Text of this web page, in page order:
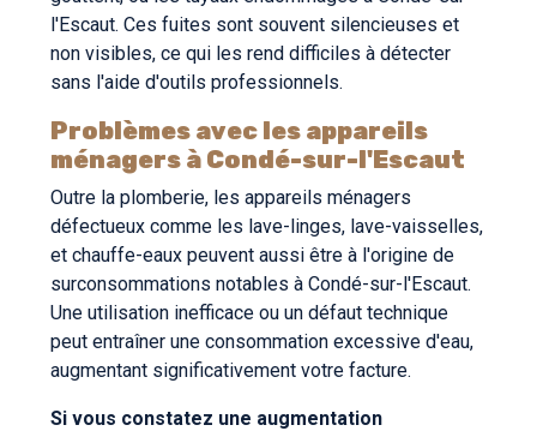
l'Escaut. Ces fuites sont souvent silencieuses et
non visibles, ce qui les rend difficiles à détecter
sans l'aide d'outils professionnels.
Problèmes avec les appareils
ménagers à Condé-sur-l'Escaut
Outre la plomberie, les appareils ménagers
défectueux comme les lave-linges, lave-vaisselles,
et chauffe-eaux peuvent aussi être à l'origine de
surconsommations notables à Condé-sur-l'Escaut.
Une utilisation inefficace ou un défaut technique
peut entraîner une consommation excessive d'eau,
augmentant significativement votre facture.
Si vous constatez une augmentation